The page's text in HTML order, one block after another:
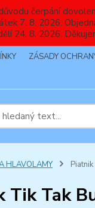
čerpání
7. 8. 2026.
24. 8. 2026.
ZÁSADY
HLAVOLAMY
Tik Tak